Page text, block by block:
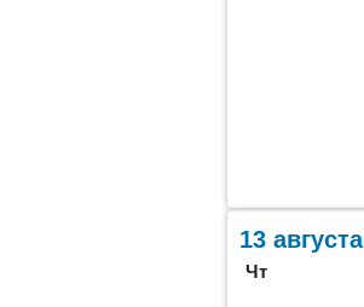
13 августа
Чт